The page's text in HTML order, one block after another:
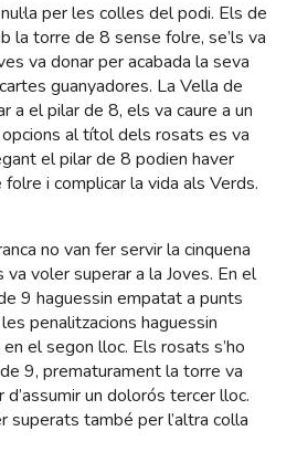
per les colles del podi. Els de
la torre de 8 sense folre, se’ls va
va donar per acabada la seva
guanyadores. La Vella de
a el pilar de 8, els va caure a un
al títol dels rosats es va
el pilar de 8 podien haver
i complicar la vida als Verds.
no van fer servir la cinquena
voler superar a la Joves. En el
9 haguessin empatat a punts
penalitzacions haguessin
el segon lloc. Els rosats s’ho
9, prematurament la torre va
d’assumir un dolorós tercer lloc.
també per l’altra colla